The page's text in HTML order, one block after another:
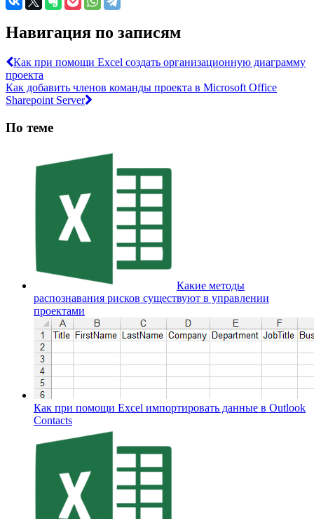
Навигация по записям
Как при помощи Excel создать организационную диаграмму
проекта
Как добавить членов команды проекта в Microsoft Office
Sharepoint Server
По теме
Какие методы
распознавания рисков существуют в управлении
проектами
Как при помощи Excel импортировать данные в Outlook
Contacts